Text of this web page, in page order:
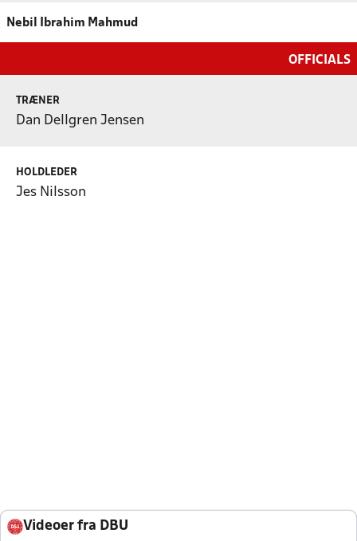
Nebil Ibrahim Mahmud
OFFICIALS
TRÆNER
Dan Dellgren Jensen
HOLDLEDER
Jes Nilsson
Videoer fra DBU